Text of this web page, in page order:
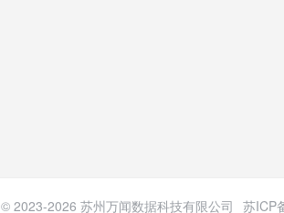
© 2023-2026 苏州万闻数据科技有限公司 苏ICP